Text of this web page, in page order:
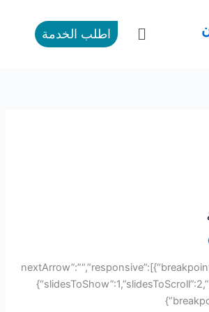
القائمة اطلب الخدمة